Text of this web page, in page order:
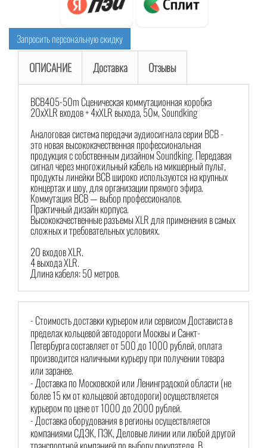
Запросить персональную скидку
ОПИСАНИЕ Доставка Отзывы
BCB405-50m Сценическая коммутационная коробка
20хXLR входов + 4хXLR выхода, 50м, Soundking
Аналоговая система передачи аудиосигнала серии BCB -
это новая высококачественная профессиональная
продукция с собственным дизайном Soundking. Передавая
сигнал через многожильный кабель на микшерный пульт,
продукты линейки BCB широко используются на крупных
концертах и шоу, для организации прямого эфира.
Коммутация BCB — выбор профессионалов.
Практичный дизайн корпуса.
Высококачественные разъемы XLR для применения в самых
сложных и требовательных условиях.
20 входов XLR.
4 выхода XLR.
Длина кабеля: 50 метров.
- Стоимость доставки курьером или сервисом Достависта в
пределах кольцевой автодороги Москвы и Санкт-
Петербурга составляет от 500 до 1000 рублей, оплата
производится наличными курьеру при получении товара
или заранее.
- Доставка по Московской или Ленинградской области (не
более 15 км от кольцевой автодороги) осуществляется
курьером по цене от 1000 до 2000 рублей.
- Доставка оборудования в регионы осуществляется
компаниями СДЭК, ПЭК, Деловые линии или любой другой